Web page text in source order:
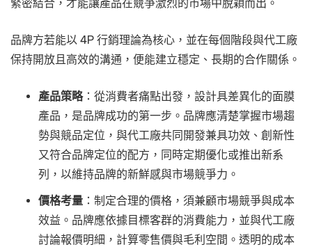
緊密結合，才能讓產品在競爭激烈的市場中脫穎而出。
品牌方若能以 4P 行銷理論為核心，並在每個階段與代工廠
保持開放且高效的溝通，便能建立穩定、長期的合作關係。
產品策略：從消費者痛點出發，設計具差異化的面膜
產品，是品牌成功的第一步。品牌應清楚掌握市場趨
勢與競品定位，與代工廠共同開發兼具功效、創新性
又符合品牌定位的配方，同時定期優化或推出新系
列，以維持品牌的新鮮感與市場競爭力。
價格考量 ：制定合理的價格，須兼顧市場競爭與成本
效益。品牌應依據目標客群的消費能力，並與代工廠
討論報價明細，計算零售價與毛利空間。透明的成本